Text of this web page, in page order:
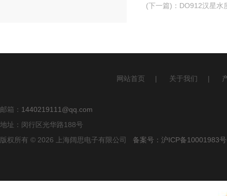
(下一篇) ： DO912汉星水
网站首页 | 关于我们 |
邮箱： 1440219111@qq.com
地址：闵行区光华路188号
版权所有 © 2026 上海阔思电子有限公司 备案号：沪ICP备10001983